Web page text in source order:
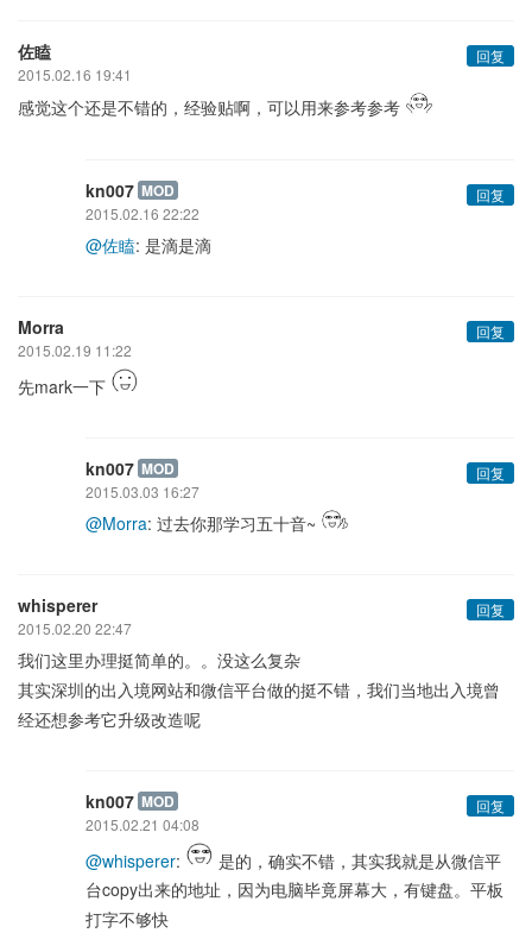
佐瞌
回复
2015.02.16 19:41
感觉这个还是不错的，经验贴啊，可以用来参考参考
kn007 MOD
回复
2015.02.16 22:22
@佐瞌: 是滴是滴
Morra
回复
2015.02.19 11:22
先mark一下
kn007 MOD
回复
2015.03.03 16:27
@Morra: 过去你那学习五十音~
whisperer
回复
2015.02.20 22:47
我们这里办理挺简单的。。没这么复杂
其实深圳的出入境网站和微信平台做的挺不错，我们当地出入境曾
经还想参考它升级改造呢
kn007 MOD
回复
2015.02.21 04:08
@whisperer:
是的，确实不错，其实我就是从微信平
台copy出来的地址，因为电脑毕竟屏幕大，有键盘。平板
打字不够快